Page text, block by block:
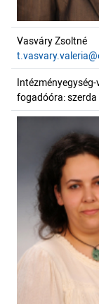
Vasváry Zsoltné
fogadóóra: szerda